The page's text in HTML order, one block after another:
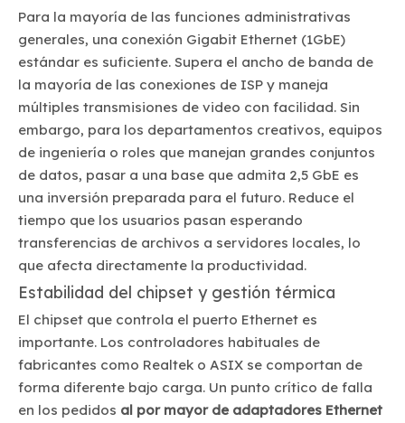
Para la mayoría de las funciones administrativas
generales, una conexión Gigabit Ethernet (1GbE)
estándar es suficiente. Supera el ancho de banda de
la mayoría de las conexiones de ISP y maneja
múltiples transmisiones de video con facilidad. Sin
embargo, para los departamentos creativos, equipos
de ingeniería o roles que manejan grandes conjuntos
de datos, pasar a una base que admita 2,5 GbE es
una inversión preparada para el futuro. Reduce el
tiempo que los usuarios pasan esperando
transferencias de archivos a servidores locales, lo
que afecta directamente la productividad.
Estabilidad del chipset y gestión térmica
El chipset que controla el puerto Ethernet es
importante. Los controladores habituales de
fabricantes como Realtek o ASIX se comportan de
forma diferente bajo carga. Un punto crítico de falla
en los pedidos al por mayor de adaptadores Ethernet